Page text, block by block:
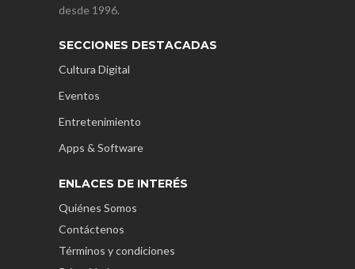
desde 1996.
SECCIONES DESTACADAS
Cultura Digital
Eventos
Entretenimiento
Apps & Software
ENLACES DE INTERÉS
Quiénes Somos
Contáctenos
Términos y condiciones